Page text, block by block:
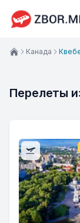
Канада
Перелеты